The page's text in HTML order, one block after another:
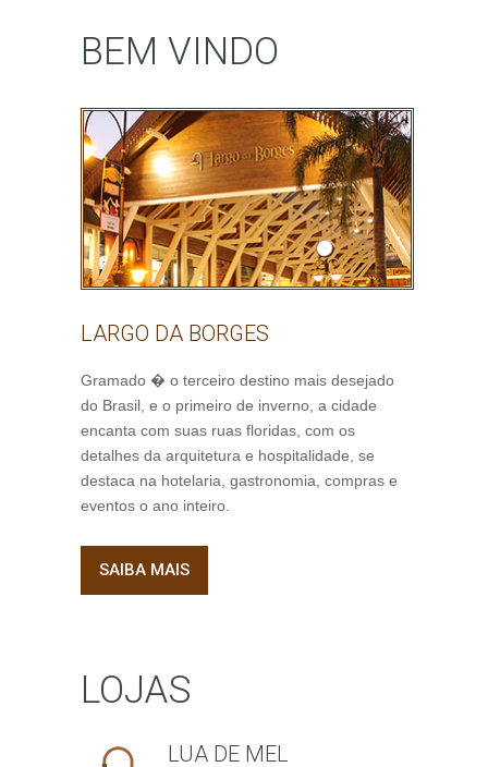
BEM VINDO
LARGO DA BORGES
Gramado � o terceiro destino mais desejado
do Brasil, e o primeiro de inverno, a cidade
encanta com suas ruas floridas, com os
detalhes da arquitetura e hospitalidade, se
destaca na hotelaria, gastronomia, compras e
eventos o ano inteiro.
SAIBA MAIS
LOJAS
LUA DE MEL